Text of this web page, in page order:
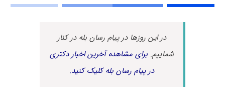
در این روزها در پیام رسان بله در کنار
شماییم.برای مشاهده آخرین اخبار دکتری
در پیام رسان بله کلیک کنید.